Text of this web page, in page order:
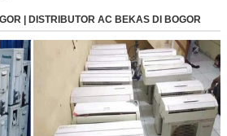
| DISTRIBUTOR AC BEKAS DI BOGOR